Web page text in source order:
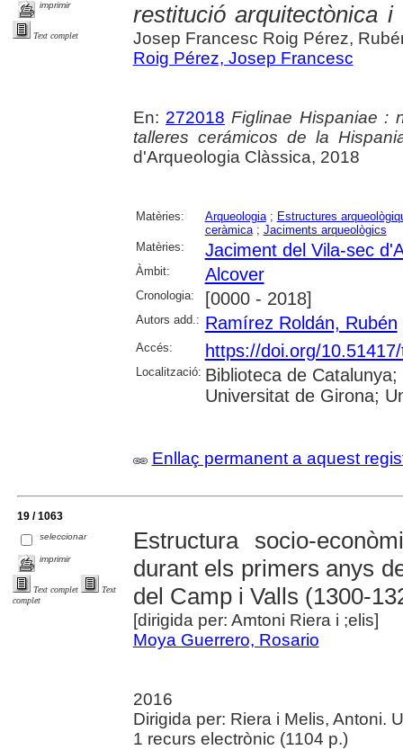
imprimir
Text complet
restitució arquitectònica
Josep Francesc Roig Pérez,
Roig Pérez, Josep Francesc
En: 272018 Figlinae Hispaniae :
talleres cerámicos de la
d'Arqueologia Clàssica, 2018
Matèries: Arqueologia; Estructures
ceràmica; Jaciments arqueològics
Matèries:
Jaciment del Vila-sec
Àmbit: Alcover
Cronologia: [0000 - 2018]
Autors add.: Ramírez Roldán, Rubén
Accés: https://doi.org/
Localització: Biblioteca de
Universitat de Girona;
Enllaç permanent a aquest
19 / 1063
seleccionar
imprimir
Text complet
Text
complet
Estructura socio-
durant els primers anys
del Camp i Valls (1300-
[dirigida per: Amtoni Riera i ;elis]
Moya Guerrero, Rosario
2016
Dirigida per: Riera i Melis, Antoni.
1 recurs electrònic (1104 p.)